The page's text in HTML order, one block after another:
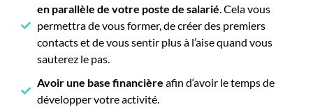
en parallèle de votre poste de salarié. Cela vous
permettra de vous former, de créer des premiers
contacts et de vous sentir plus à l’aise quand vous
sauterez le pas.
Avoir une base financière afin d‘avoir le temps de
développer votre activité.